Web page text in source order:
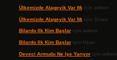
Ülkemizde Alageyik Var Mı için admin
Ülkemizde Alageyik Var Mı için Sinan
Bilardo Ilk Kim Başlariçin admin
Bilardo Ilk Kim Başlariçin Uçan
Deveci Armudu Ne Işe Yarıyoriçin admin